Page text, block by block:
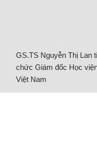
GS.TS Nguyễn Thị Lan
chức Giám đốc Học
Việt Nam